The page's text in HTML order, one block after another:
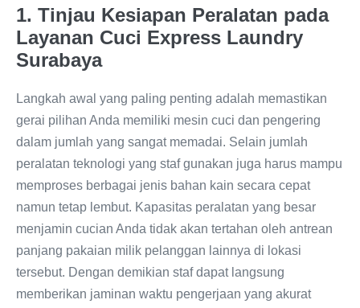
1. Tinjau Kesiapan Peralatan pada
Layanan Cuci Express Laundry
Surabaya
Langkah awal yang paling penting adalah memastikan
gerai pilihan Anda memiliki mesin cuci dan pengering
dalam jumlah yang sangat memadai. Selain jumlah
peralatan teknologi yang staf gunakan juga harus mampu
memproses berbagai jenis bahan kain secara cepat
namun tetap lembut. Kapasitas peralatan yang besar
menjamin cucian Anda tidak akan tertahan oleh antrean
panjang pakaian milik pelanggan lainnya di lokasi
tersebut. Dengan demikian staf dapat langsung
memberikan jaminan waktu pengerjaan yang akurat